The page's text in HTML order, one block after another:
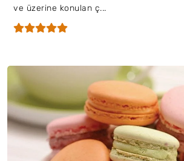
ve üzerine konulan ç...